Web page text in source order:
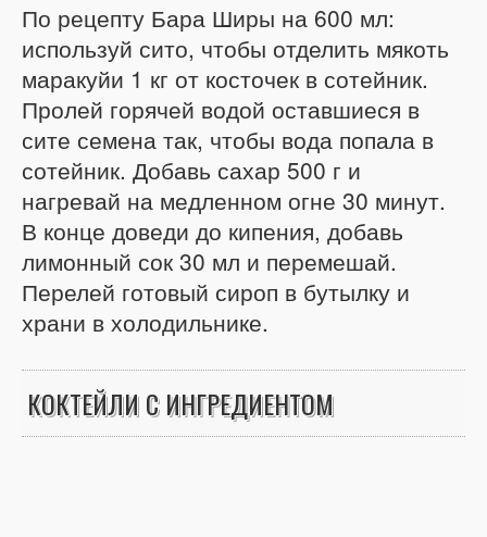
По рецепту Бара Ширы на 600 мл:
используй сито, чтобы отделить мякоть
маракуйи 1 кг от косточек в сотейник.
Пролей горячей водой оставшиеся в
сите семена так, чтобы вода попала в
сотейник. Добавь сахар 500 г и
нагревай на медленном огне 30 минут.
В конце доведи до кипения, добавь
лимонный сок 30 мл и перемешай.
Перелей готовый сироп в бутылку и
храни в холодильнике.
КОКТЕЙЛИ С ИНГРЕДИЕНТОМ